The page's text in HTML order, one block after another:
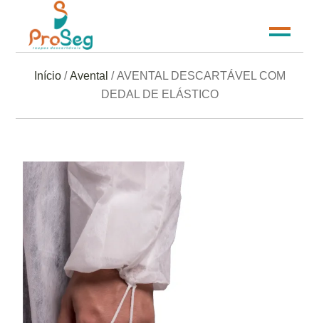
Início/Avental / AVENTAL DESCARTÁVEL COM
DEDAL DE ELÁSTICO